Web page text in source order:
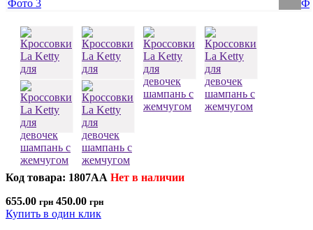
Код товара: 1807AA Нет в наличии
655.00 грн 450.00 грн
Купить в один клик